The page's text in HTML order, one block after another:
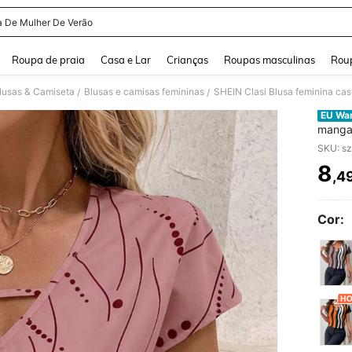
De Mulher De Verão
Roupa de praia Casa e Lar Crianças Roupas masculinas
& Camiseta / Blusas e camisas femininas / SHEIN Clasi Blusa feminina
EU
SKU:
8
Cor: